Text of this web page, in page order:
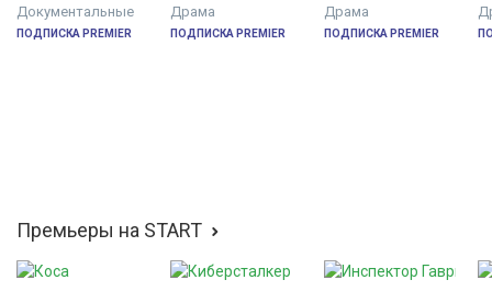
Документальные
ПОДПИСКА PREMIER
Драма
ПОДПИСКА PREMIER
Драма
ПОДПИСКА PREMIER
Премьеры на START